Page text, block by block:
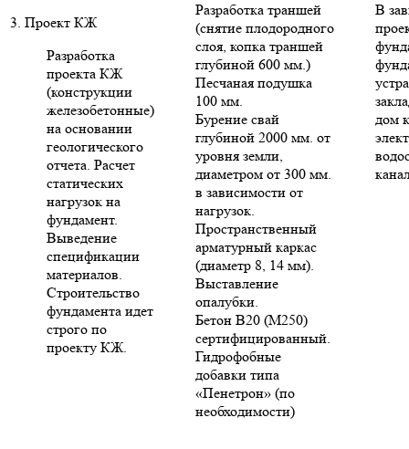
3. Проект КЖ
Разработка
проекта КЖ
(конструкции
железобетонные)
на основании
геологического
отчета. Расчет
статических
нагрузок на
фундамент.
Выведение
спецификации
материалов.
Строительство
фундамента идет
строго по
проекту КЖ.
Разработка траншей
(снятие плодородного
слоя, копка траншей
глубиной 600 мм.)
Песчаная подушка
100 мм.
Бурение свай
глубиной 2000 мм. от
уровня земли,
диаметром от 300 мм.
в зависимости от
нагрузок.
Пространственный
арматурный каркас
(диаметр 8, 14 мм).
Выставление
опалубки.
Бетон В20 (М250)
сертифицированный.
Гидрофобные
добавки типа
«Пенетрон» (по
необходимости)
В
дом